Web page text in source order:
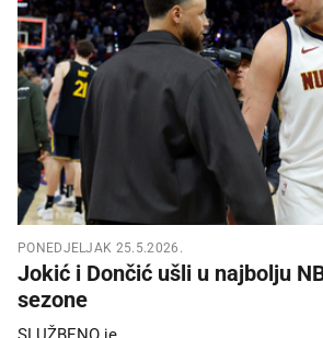
PONEDJELJAK 25.5.2026.
Jokić i Dončić ušli u najbolju
sezone